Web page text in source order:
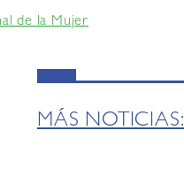
de la Mujer
MÁS NOTICIAS: